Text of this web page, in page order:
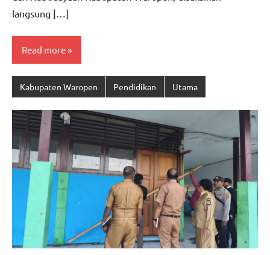
langsung […]
Read more
Kabupaten Waropen Pendidikan Utama